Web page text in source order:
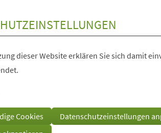
dieser Website erklären Sie sich damit
Cookies
Datenschutzeinstellungen